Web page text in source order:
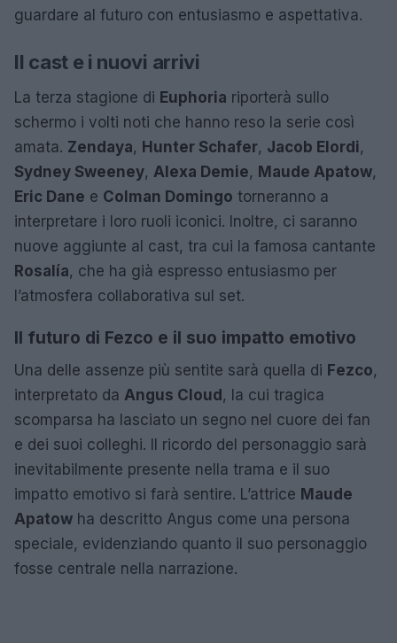
guardare al futuro con entusiasmo e aspettativa.
Il cast e i nuovi arrivi
La terza stagione di Euphoria riporterà sullo
schermo i volti noti che hanno reso la serie così
amata. Zendaya, Hunter Schafer, Jacob Elordi,
Sydney Sweeney, Alexa Demie, Maude Apatow,
Eric Dane e Colman Domingo torneranno a
interpretare i loro ruoli iconici. Inoltre, ci saranno
nuove aggiunte al cast, tra cui la famosa cantante
Rosalía, che ha già espresso entusiasmo per
l’atmosfera collaborativa sul set.
Il futuro di Fezco e il suo impatto emotivo
Una delle assenze più sentite sarà quella di Fezco,
interpretato da Angus Cloud, la cui tragica
scomparsa ha lasciato un segno nel cuore dei fan
e dei suoi colleghi. Il ricordo del personaggio sarà
inevitabilmente presente nella trama e il suo
impatto emotivo si farà sentire. L’attrice Maude
Apatow ha descritto Angus come una persona
speciale, evidenziando quanto il suo personaggio
fosse centrale nella narrazione.